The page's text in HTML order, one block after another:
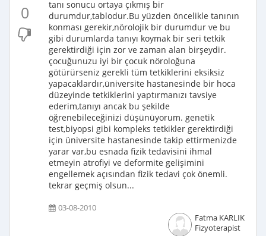
0
tanı sonucu ortaya çıkmış bir
durumdur,tablodur.Bu yüzden öncelikle tanının
konması gerekir,nörolojik bir durumdur ve bu
gibi durumlarda tanıyı koymak bir seri tetkik
gerektirdiği için zor ve zaman alan birşeydir.
çocuğunuzu iyi bir çocuk nöroloğuna
götürürseniz gerekli tüm tetkiklerini eksiksiz
yapacaklardır,üniversite hastanesinde bir hoca
düzeyinde tetkiklerini yaptırmanızı tavsiye
ederim,tanıyı ancak bu şekilde
öğrenebileceğinizi düşünüyorum. genetik
test,biyopsi gibi kompleks tetkikler gerektirdiği
için üniversite hastanesinde takip ettirmenizde
yarar var,bu esnada fizik tedavisini ihmal
etmeyin atrofiyi ve deformite gelişimini
engellemek açısından fizik tedavi çok önemli.
tekrar geçmiş olsun...
03-08-2010
Fatma KARLIK
Fizyoterapist